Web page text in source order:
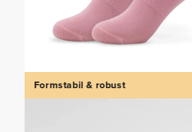
Formstabil & robust